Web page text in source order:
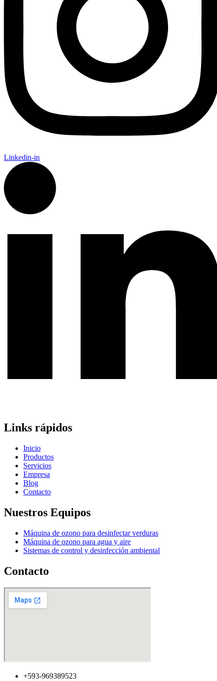
Linkedin-in
Links rápidos
Inicio
Productos
Servicios
Empresa
Blog
Contacto
Nuestros Equipos
Máquina de ozono para desinfectar verduras
Máquina de ozono para agua y aire
Sistemas de control y desinfección ambiental
Contacto
+593-969389523